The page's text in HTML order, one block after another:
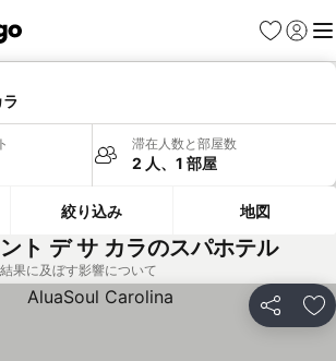
お気に入り
ログイ
メ
滞在人数と部屋数
2 人、1 部屋
絞り込み 地図
ト デ サ カラのスパホテル
果に及ぼす影響について
シェア お